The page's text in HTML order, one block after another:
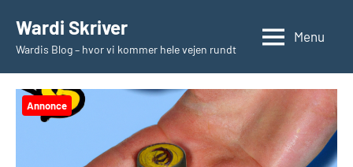
indhold
Wardi Skriver
Wardis Blog – hvor vi kommer hele vejen rundt
Menu
Annonce